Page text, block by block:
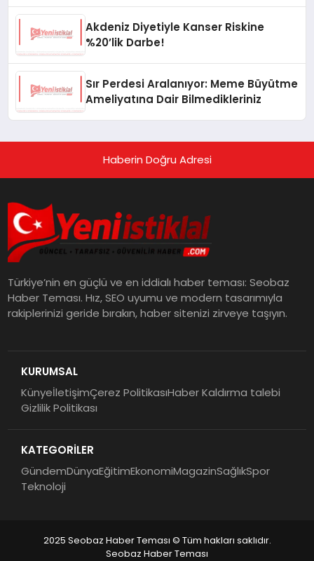
Akdeniz Diyetiyle Kanser Riskine
%20’lik Darbe!
Sır Perdesi Aralanıyor: Meme Büyütme
Ameliyatına Dair Bilmedikleriniz
Haberin Doğru Adresi
Türkiye’nin en güçlü ve en iddialı haber teması: Seobaz
Haber Teması. Hız, SEO uyumu ve modern tasarımıyla
rakiplerinizi geride bırakın, haber sitenizi zirveye taşıyın.
KURUMSAL
KünyeİletişimÇerez PolitikasıHaber Kaldırma talebi
Gizlilik Politikası
KATEGORİLER
GündemDünyaEğitimEkonomiMagazinSağlıkSpor
Teknoloji
2025 Seobaz Haber Teması © Tüm hakları saklıdır.
Seobaz Haber Teması